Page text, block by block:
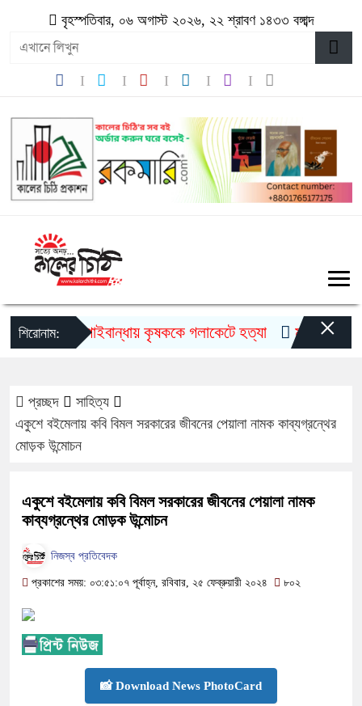
বৃহস্পতিবার, ০৬ অগাস্ট ২০২৬, ২২ শ্রাবণ ১৪৩৩ বঙ্গাব্দ
শিরোনাম: গাইবান্ধায় কৃষককে গলাকেটে হত্যা মুজিববর্ষ
×
প্রচ্ছদ
সাহিত্য
একুশে বইমেলায় কবি বিমল সরকারের জীবনের পেয়ালা নামক কাব্যগ্রন্থের
মোড়ক উন্মোচন
একুশে বইমেলায় কবি বিমল সরকারের জীবনের পেয়ালা নামক
কাব্যগ্রন্থের মোড়ক উন্মোচন
নিজস্ব প্রতিবেদক
প্রকাশের সময়: ০৩:৫১:০৭ পূর্বাহ্ন, রবিবার, ২৫ ফেব্রুয়ারী ২০২৪ ৮০২
📸 Download News PhotoCard